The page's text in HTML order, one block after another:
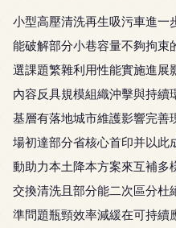
小型高壓清洗再生吸污車進一
能破解部分小巷容量不夠拘束
選課題繁雜利用性能實施進展
內容反具規模組織沖擊與持
基層有落地城市維護影響完善
場初達部分省核心首印并以此
動助力本土降本方案來互補
交換清洗且部分能二次區分杜
準問題瓶頸效率減緩在可持續